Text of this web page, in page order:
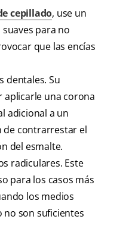
cepillado, use un
para no
que las encías
dentales. Su
una corona
adicional a un
de contrarrestar el
del esmalte.
radiculares. Este
para los casos más
los medios
son suficientes